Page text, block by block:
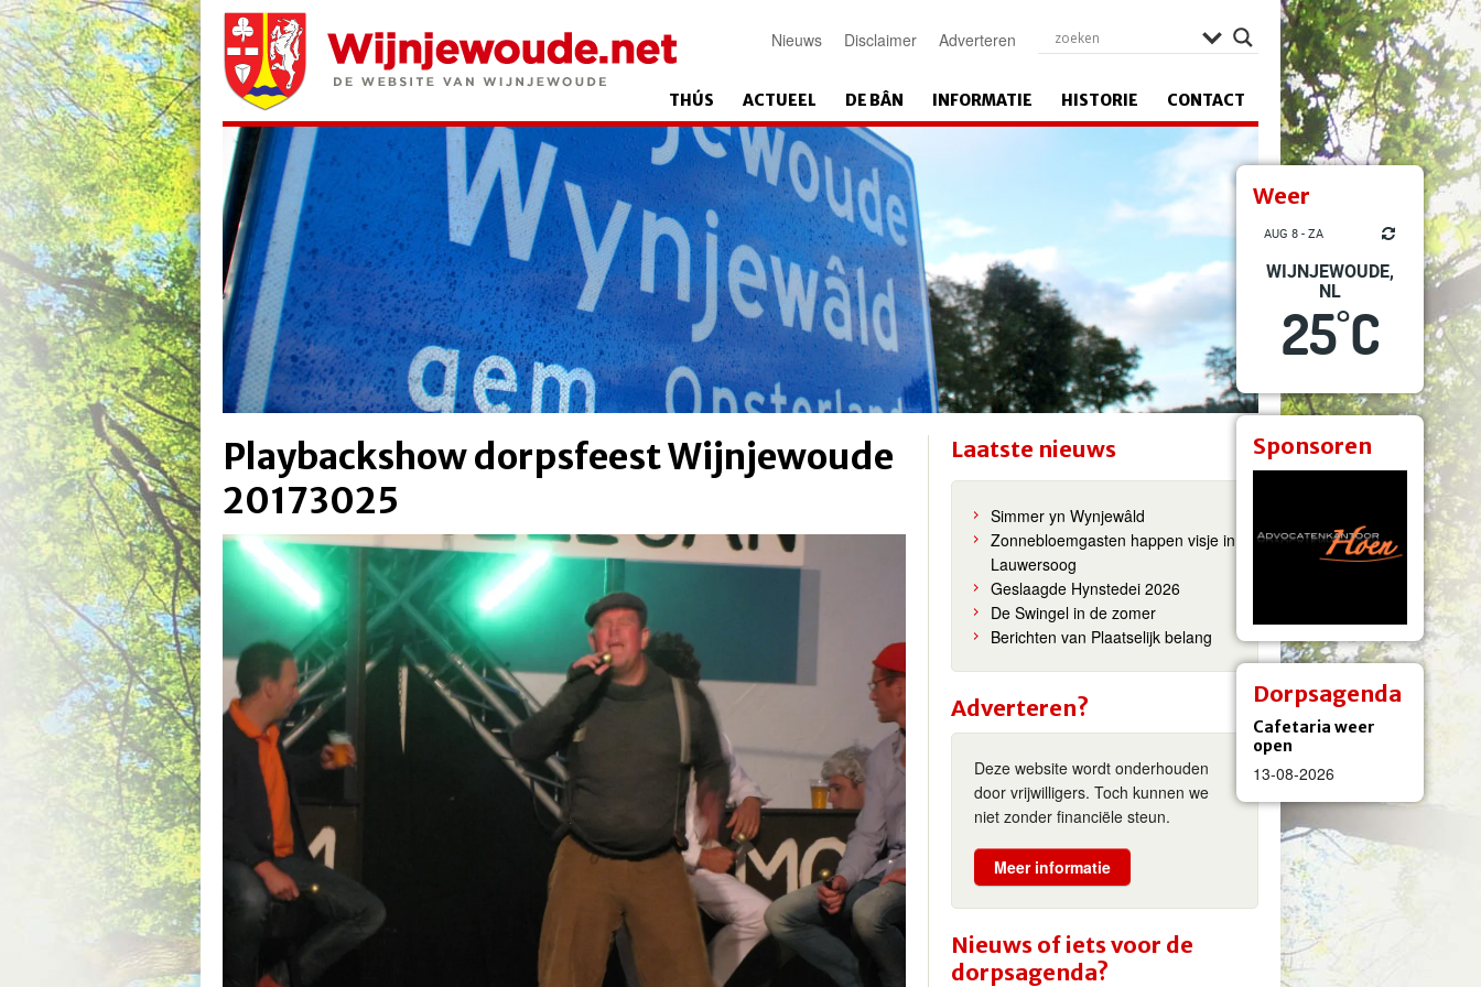
Weer
AUG 8 - ZA
WIJNJEWOUDE,
NL
25°C
Sponsoren
Dorpsagenda
Cafetaria weer
open
13-08-2026
Nieuws Disclaimer Adverteren
THÚS ACTUEEL DE BÂN INFORMATIE HISTORIE CONTACT
Playbackshow dorpsfeest Wijnjewoude
20173025
Laatste nieuws
Simmer yn Wynjewâld
Zonnebloemgasten happen visje in
Lauwersoog
Geslaagde Hynstedei 2026
De Swingel in de zomer
Berichten van Plaatselijk belang
Adverteren?
Deze website wordt onderhouden
door vrijwilligers. Toch kunnen we
niet zonder financiële steun.
Meer informatie
Nieuws of iets voor de
dorpsagenda?